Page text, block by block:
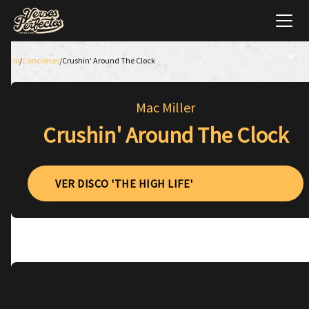
Inicio/Canciones/Crushin' Around The Clock
Mac Miller
Crushin' Around The Clock
VER DISCO 'THE HIGH LIFE'